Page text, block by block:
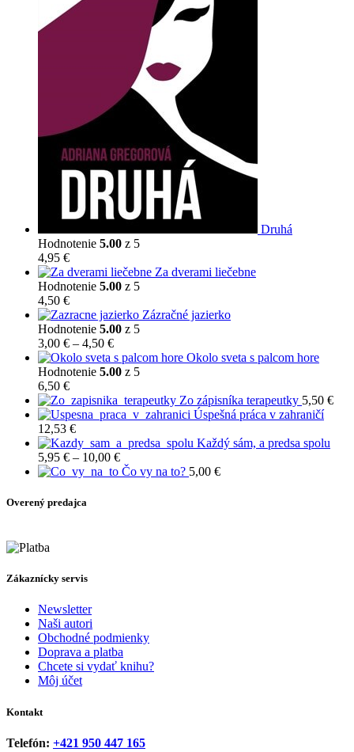
Druhá
Hodnotenie 5.00 z 5
4,95 €
Za dverami liečebne
Hodnotenie 5.00 z 5
4,50 €
Zázračné jazierko
Hodnotenie 5.00 z 5
3,00 € – 4,50 €Price
range:
3,00 €
4,50 €
Okolo sveta s palcom hore
Hodnotenie 5.00 z 5
6,50 €
Zo zápisníka terapeutky 5,50 €
Úspešná práca v zahraničí
12,53 €
Každý sám, a predsa spolu
5,95 € – 10,00 €Price
range:
Čo vy na to? 5,00 €
Overený predajca
Zákaznícky servis
Newsletter
Naši autori
Obchodné podmienky
Doprava a platba
Chcete si vydať knihu?
Môj účet
Kontakt
Telefón: +421 950 447 165